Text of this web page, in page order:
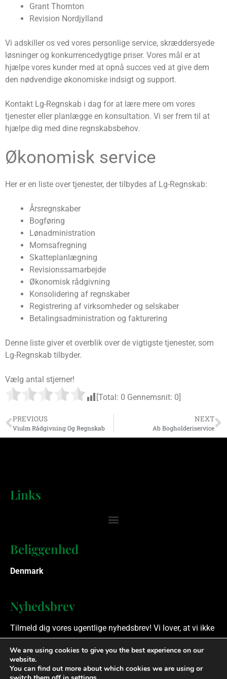
Grant Thornton
Revision Nordjylland
Vi adskiller os ved vores personlige service, skræddersyede
løsninger og konkurrencedygtige priser. Vores mål er at
hjælpe vores kunder med at opnå succes ved at give dem
den nødvendige økonomiske indsigt og support.
Kontakt Lg-Regnskab i dag for at lære mere om vores
tjenester eller planlægge en konsultation. Vi ser frem til at
hjælpe dig med dine regnskabsbehov.
Økonomisk service
Her er en liste over tjenester, der tilbydes af Lg-Regnskab:
Årsregnskaber
Bogføring
Lønadministration
Momsafregning
Skatteplanlægning
Revisionssamarbejde
Økonomisk rådgivning
Konsolidering af regnskaber
Registrering af virksomheder og selskaber
Betalingsadministration og fakturering
Denne liste giver et overblik over de vigtigste tjenester, som
Lg-Regnskab tilbyder.
Vælg antal stjerner!
[Total: 0 Gennemsnit: 0
PREVIOUS
Viulm Rådgivning Og Regnskab
NEXT
Ab Bogholderiservice
Links
Beliggenhed
Denmark
Nyhedsbrev
Tilmeld dig vores ugentlige nyhedsbrev! Vi lover, at vi ikke
spammer.
Ophavsret © 2023 Finansielle Rådgivere. Alle rettigheder
We are using cookies to give you the best experience on our
website.
You can find out more about which cookies we are using or